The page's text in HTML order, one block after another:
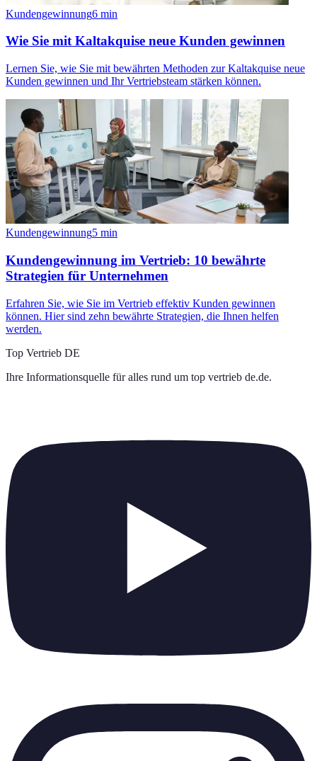
Kundengewinnung6 min
Wie Sie mit Kaltakquise neue Kunden gewinnen
Lernen Sie, wie Sie mit bewährten Methoden zur Kaltakquise neue
Kunden gewinnen und Ihr Vertriebsteam stärken können.
Kundengewinnung5 min
Kundengewinnung im Vertrieb: 10 bewährte
Strategien für Unternehmen
Erfahren Sie, wie Sie im Vertrieb effektiv Kunden gewinnen
können. Hier sind zehn bewährte Strategien, die Ihnen helfen
werden.
Top Vertrieb DE
Ihre Informationsquelle für alles rund um top vertrieb de.de.